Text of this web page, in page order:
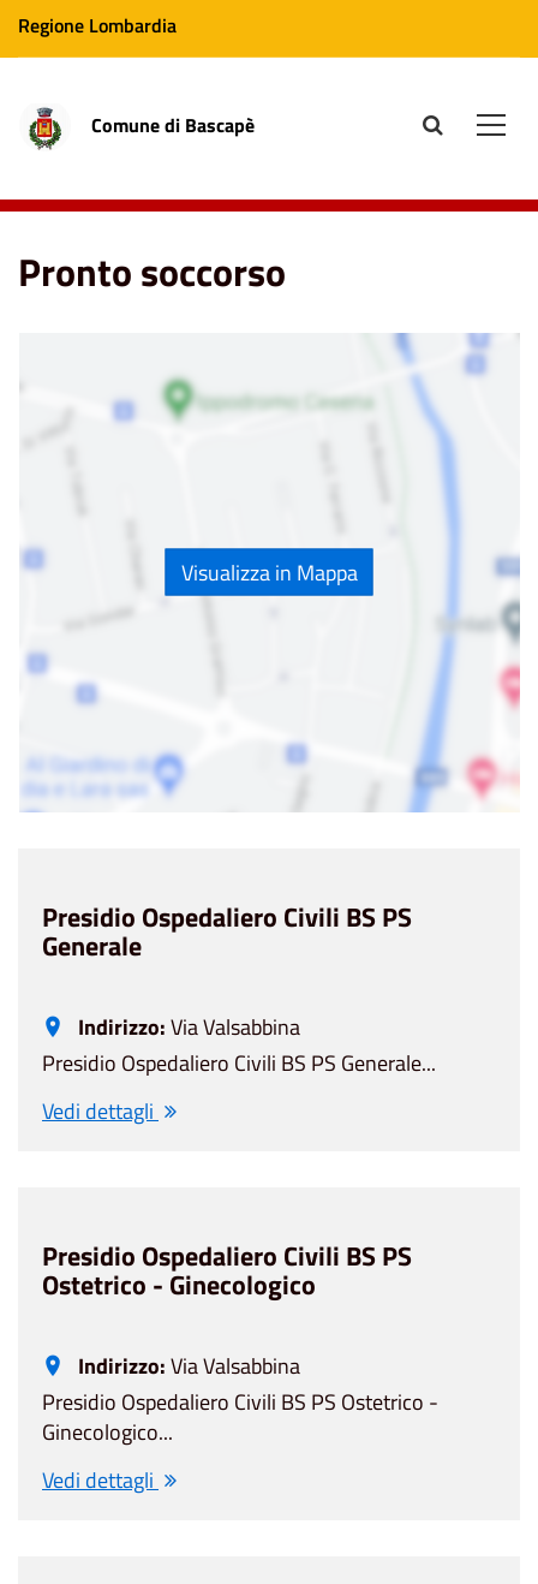
Regione Lombardia
Comune di Bascapè site.searc
Pronto soccorso
Visualizza in Mappa
Presidio Ospedaliero Civili BS PS
Generale
Indirizzo:Via Valsabbina
Presidio Ospedaliero Civili BS PS Generale...
Vedi dettagli
Presidio Ospedaliero Civili BS PS
Ostetrico - Ginecologico
Indirizzo:Via Valsabbina
Presidio Ospedaliero Civili BS PS Ostetrico -
Ginecologico...
Vedi dettagli